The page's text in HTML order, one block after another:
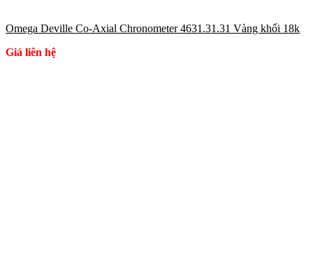
Omega Deville Co-Axial Chronometer 4631.31.31 Vàng khối 18k
Giá liên hệ